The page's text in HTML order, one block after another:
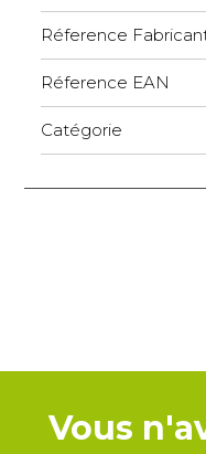
Réference
Réference EAN
Catégorie
Vous